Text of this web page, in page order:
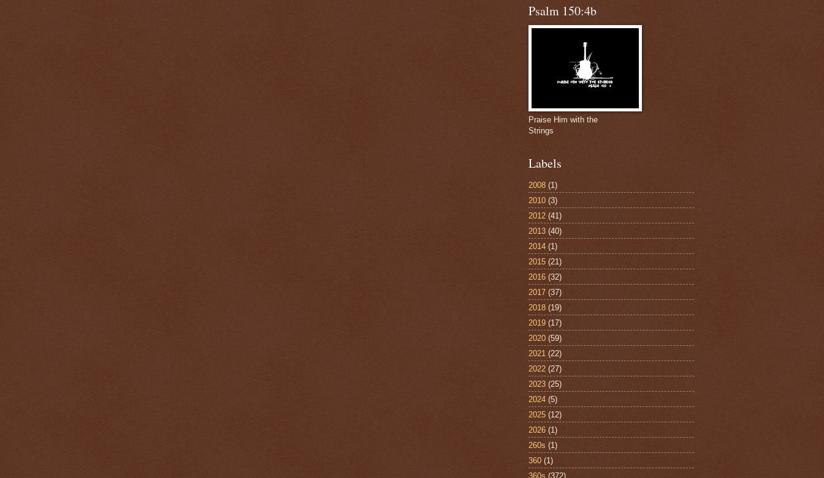
Psalm 150:4b
Praise Him with the
Strings
Labels
2008 (1)
2010 (3)
2012 (41)
2013 (40)
2014 (1)
2015 (21)
2016 (32)
2017 (37)
2018 (19)
2019 (17)
2020 (59)
2021 (22)
2022 (27)
2023 (25)
2024 (5)
2025 (12)
2026 (1)
260s (1)
360 (1)
360s (372)